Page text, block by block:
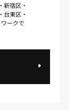
新宿区・
台東区・
ークで